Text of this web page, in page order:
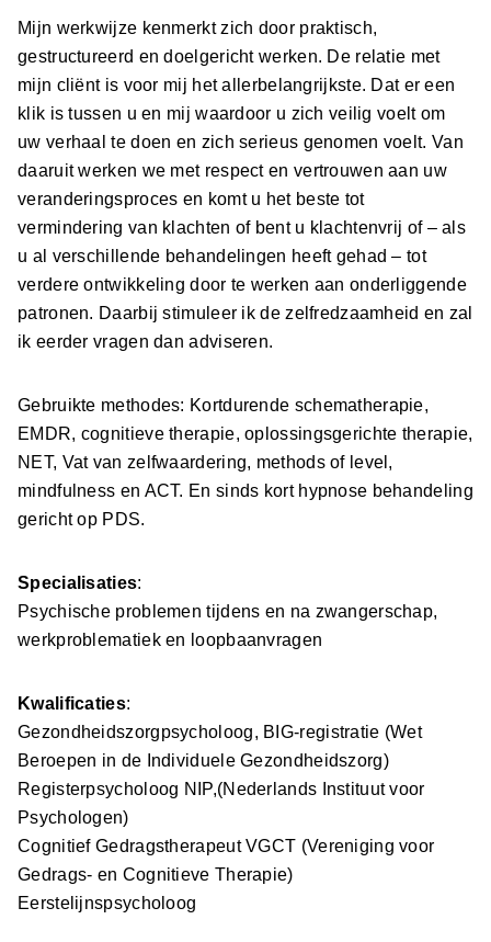
Mijn werkwijze kenmerkt zich door praktisch,
gestructureerd en doelgericht werken. De relatie met
mijn cliënt is voor mij het allerbelangrijkste. Dat er een
klik is tussen u en mij waardoor u zich veilig voelt om
uw verhaal te doen en zich serieus genomen voelt. Van
daaruit werken we met respect en vertrouwen aan uw
veranderingsproces en komt u het beste tot
vermindering van klachten of bent u klachtenvrij of – als
u al verschillende behandelingen heeft gehad – tot
verdere ontwikkeling door te werken aan onderliggende
patronen. Daarbij stimuleer ik de zelfredzaamheid en zal
ik eerder vragen dan adviseren.
Gebruikte methodes: Kortdurende schematherapie,
EMDR, cognitieve therapie, oplossingsgerichte therapie,
NET, Vat van zelfwaardering, methods of level,
mindfulness en ACT. En sinds kort hypnose behandeling
gericht op PDS.
Specialisaties:
Psychische problemen tijdens en na zwangerschap,
werkproblematiek en loopbaanvragen
Kwalificaties:
Gezondheidszorgpsycholoog, BIG-registratie (Wet
Beroepen in de Individuele Gezondheidszorg)
Registerpsycholoog NIP,(Nederlands Instituut voor
Psychologen)
Cognitief Gedragstherapeut VGCT (Vereniging voor
Gedrags- en Cognitieve Therapie)
Eerstelijnspsycholoog